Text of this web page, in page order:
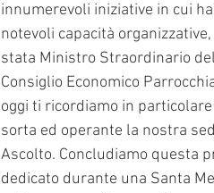
innumerevoli iniziative in cui
notevoli capacità
stata Ministro Straordinario
Consiglio Economico
oggi ti ricordiamo in
sorta ed operante la nostra
Ascolto. Concludiamo questa
dedicato durante una Santa